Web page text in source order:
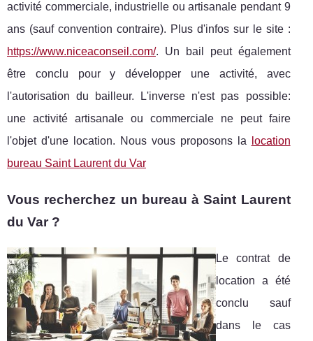
activité commerciale, industrielle ou artisanale pendant 9
ans (sauf convention contraire). Plus d'infos sur le site :
https://www.niceaconseil.com/. Un bail peut également
être conclu pour y développer une activité, avec
l'autorisation du bailleur. L'inverse n'est pas possible:
une activité artisanale ou commerciale ne peut faire
l'objet d'une location. Nous vous proposons la
location
bureau Saint Laurent du Var
Vous recherchez un bureau à Saint Laurent
du Var ?
Le contrat de
location a été
conclu sauf
dans le cas